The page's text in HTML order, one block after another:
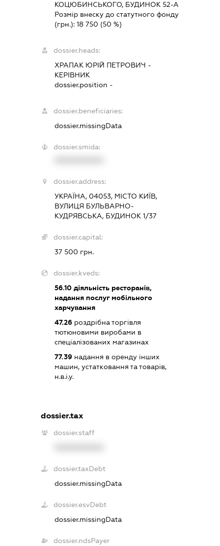
КОЦЮБИНСЬКОГО, БУДИНОК 52-А
Розмір внеску до статутного фонду
(грн.):18 750 (50 %)
dossier.heads:
ХРАПАК ЮРІЙ ПЕТРОВИЧ -
КЕРІВНИК
dossier.position -
dossier.beneficiaries:
dossier.missingData
dossier.smida:
dossier.address:
УКРАЇНА, 04053, МІСТО КИЇВ,
ВУЛИЦЯ БУЛЬВАРНО-
КУДРЯВСЬКА, БУДИНОК 1/37
dossier.capital:
37 500 грн.
dossier.kveds:
56.10 діяльність ресторанів,
надання послуг мобільного
харчування
47.26 роздрібна торгівля
тютюновими виробами в
спеціалізованих магазинах
77.39 надання в оренду інших
машин, устатковання та товарів,
н.в.і.у.
dossier.tax
dossier.staff
dossier.taxDebt
dossier.missingData
dossier.esvDebt
dossier.missingData
dossier.ndsPayer